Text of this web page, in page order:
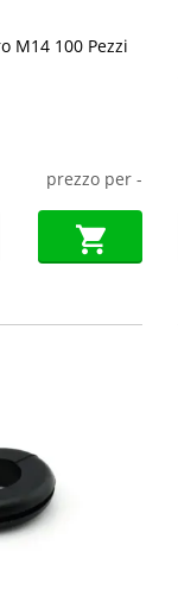
M14 100 Pezzi
prezzo per -